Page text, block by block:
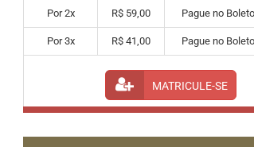
Por 2x R$ 59,00 Pague no
Por 3x R$ 41,00 Pague no
MATRICULE-SE